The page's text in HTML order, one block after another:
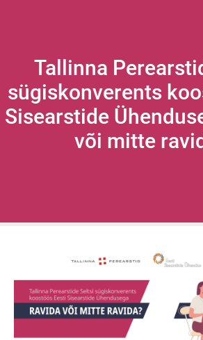
Tallinna
sügiskonverents
Sisearstide
või mitte